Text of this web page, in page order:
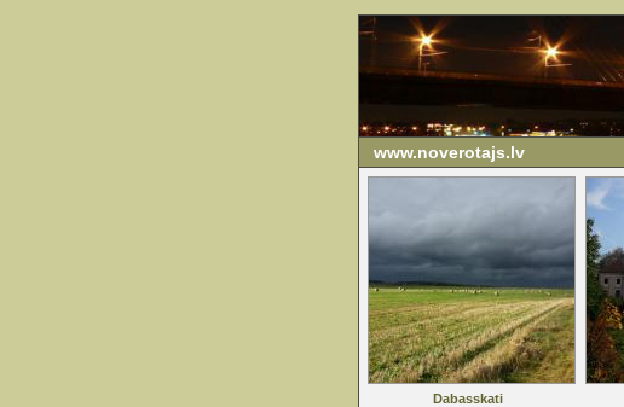
www.noverotajs.lv
Dabasskati